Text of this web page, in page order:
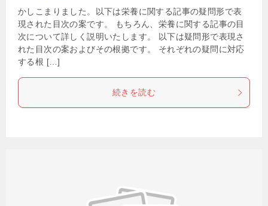
かしこまりました。以下は栄養に関する記事の疑問形で表
現された目次の案です。 もちろん、栄養に関する記事の目
次について詳しく説明いたします。 以下は疑問形で表現さ
れた目次の案およびその根拠です。 それぞれの疑問に対応
する根 […]
続きを読む